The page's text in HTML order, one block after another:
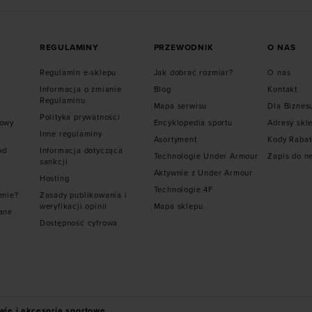
REGULAMINY
Regulamin e-sklepu
Informacja o zmianie
Regulaminu
Polityka prywatności
Inne regulaminy
Informacja dotycząca
sankcji
Hosting
Zasady publikowania i
weryfikacji opinii
Dostępność cyfrowa
PRZEWODNIK
Jak dobrać rozmiar?
Blog
Mapa serwisu
Encyklopedia sportu
Asortyment
Technologie Under Armour
Aktywnie z Under Armour
Technologie 4F
Mapa sklepu
O NAS
O nas
Kontakt
Dla Biznesu
Adresy
Kody
Zapis do